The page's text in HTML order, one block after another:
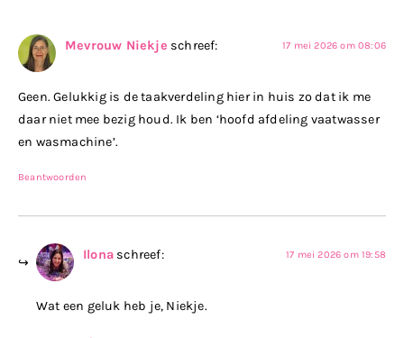
Mevrouw Niekje schreef: 17 mei 2026 om 08:06
Geen. Gelukkig is de taakverdeling hier in huis zo dat ik me
daar niet mee bezig houd. Ik ben ‘hoofd afdeling vaatwasser
en wasmachine’.
Beantwoorden
Ilona schreef: 17 mei 2026 om 19:58
Wat een geluk heb je, Niekje.